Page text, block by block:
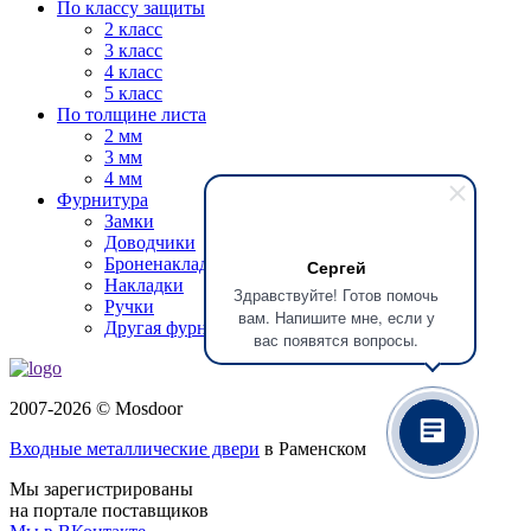
Сергей
Здравствуйте! Готов помочь
вам. Напишите мне, если у
вас появятся вопросы.
По классу защиты
2 класс
3 класс
4 класс
5 класс
По толщине листа
2 мм
3 мм
4 мм
Фурнитура
Замки
Доводчики
Броненакладки
Накладки
Ручки
Другая фурнитура
2007-2026 © Mosdoor
Входные металлические двери в Раменском
Мы зарегистрированы
на портале поставщиков